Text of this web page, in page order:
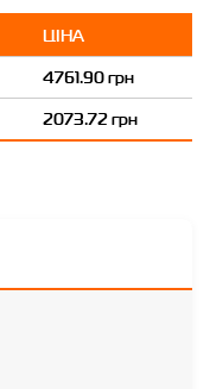
ЦІНА
4761.90 грн
2073.72 грн